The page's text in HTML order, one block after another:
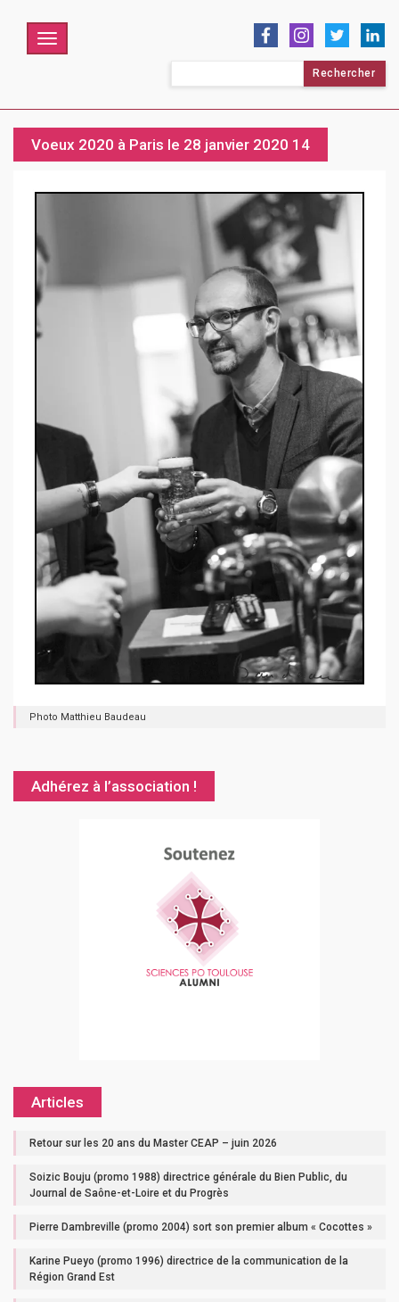
Menu
Voeux 2020 à Paris le 28 janvier 2020 14
Photo Matthieu Baudeau
Adhérez à l’association !
Articles
Retour sur les 20 ans du Master CEAP – juin 2026
Soizic Bouju (promo 1988) directrice générale du Bien Public, du
Journal de Saône-et-Loire et du Progrès
Pierre Dambreville (promo 2004) sort son premier album « Cocottes »
Karine Pueyo (promo 1996) directrice de la communication de la
Région Grand Est